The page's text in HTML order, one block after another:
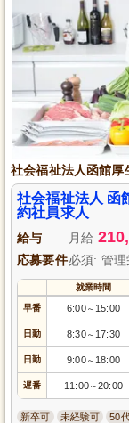
社会福祉法人函館厚
社会福祉法人 函
約社員求人
給与 月給
応募要件必須: 管
就業時間
早番 6:00～ 15:00
日勤 8:30～ 17:30
日勤 9:00～ 18:00
遅番 11:00～20:00
新卒可 未経験可 50